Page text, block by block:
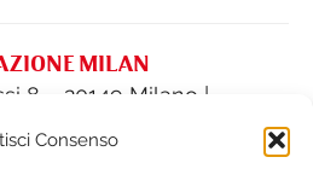
Consenso
MILAN
8 – 20149 Milano |